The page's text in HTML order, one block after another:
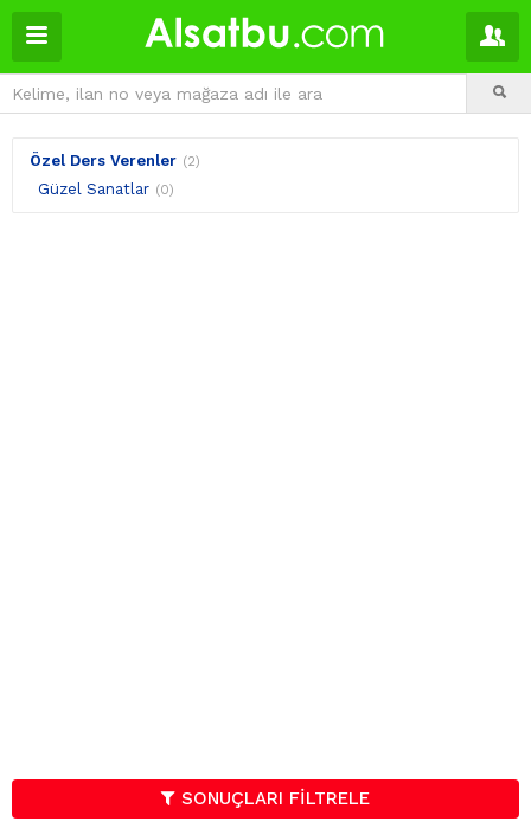
Özel Ders Verenler (2)
Güzel Sanatlar (0)
SONUÇLARI FİLTRELE